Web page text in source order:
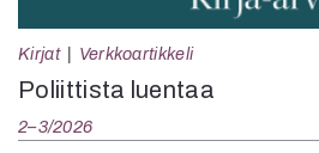
Kirjat Verkkoartikkeli
Poliittista luentaa
2–3/2026